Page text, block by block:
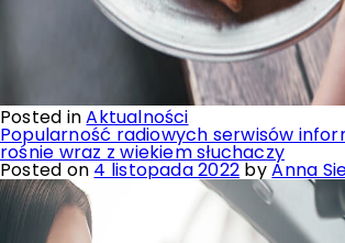
Posted inAktualności
Popularność radiowych serwisów
rośnie wraz z wiekiem słuchaczy
Posted on 4 listopada 2022 byAnna